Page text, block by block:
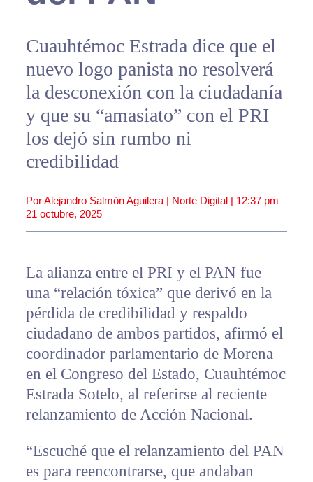
Cuauhtémoc Estrada dice que el
nuevo logo panista no resolverá
la desconexión con la ciudadanía
y que su “amasiato” con el PRI
los dejó sin rumbo ni
credibilidad
Por Alejandro Salmón Aguilera | Norte Digital | 12:37 pm
21 octubre, 2025
La alianza entre el PRI y el PAN fue
una “relación tóxica” que derivó en la
pérdida de credibilidad y respaldo
ciudadano de ambos partidos, afirmó el
coordinador parlamentario de Morena
en el Congreso del Estado, Cuauhtémoc
Estrada Sotelo, al referirse al reciente
relanzamiento de Acción Nacional.
“Escuché que el relanzamiento del PAN
es para reencontrarse, que andaban